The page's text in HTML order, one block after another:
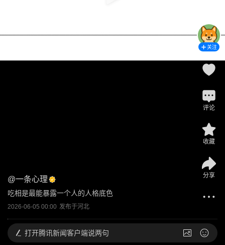
@一条心理
吃相是最能暴露一个人的人格底色
2026-06-05 00:00 发布于河北
关注
评论
收藏
分享
打开腾讯新闻客户端说两句